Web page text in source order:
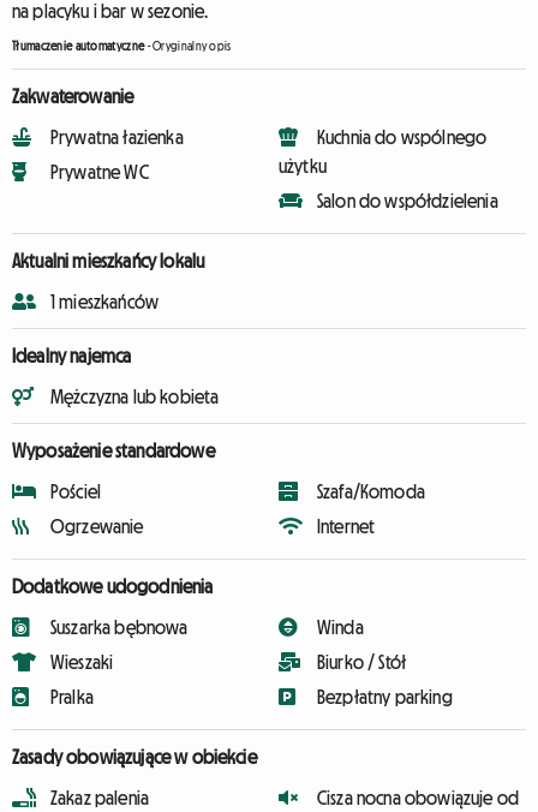
na placyku i bar w sezonie.
Tłumaczenie automatyczne-Oryginalny opis
Zakwaterowanie
Prywatna łazienka
Prywatne WC
Kuchnia do wspólnego
użytku
Salon do współdzielenia
Aktualni mieszkańcy lokalu
1 mieszkańców
Idealny najemca
Mężczyzna lub kobieta
Wyposażenie standardowe
Pościel
Ogrzewanie
Szafa/Komoda
Internet
Dodatkowe udogodnienia
Suszarka bębnowa
Wieszaki
Pralka
Winda
Biurko / Stół
Bezpłatny parking
Zasady obowiązujące w obiekcie
Zakaz palenia
Cisza nocna obowiązuje od